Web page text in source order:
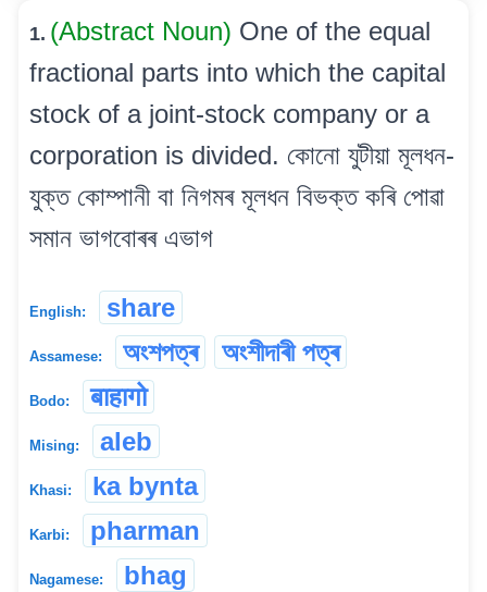
1. (Abstract Noun) One of the equal
fractional parts into which the capital
stock of a joint-stock company or a
corporation is divided. কোনো যুটীয়া মূলধন-
যুক্ত কোম্পানী বা নিগমৰ মূলধন বিভক্ত কৰি পোৱা
সমান ভাগবোৰৰ এভাগ
English: share
Assamese: অংশপত্ৰ অংশীদাৰী পত্ৰ
Bodo: बाहागो
Mising: aleb
Khasi: ka bynta
Karbi: pharman
Nagamese: bhag